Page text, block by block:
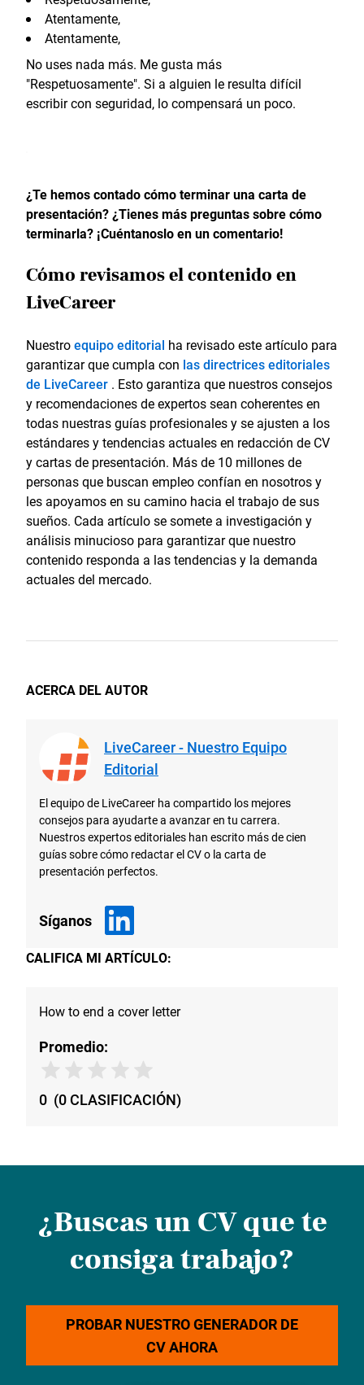
Atentamente,
Atentamente,
No uses nada más. Me gusta más
"Respetuosamente". Si a alguien le resulta difícil
escribir con seguridad, lo compensará un poco.
¿Te hemos contado cómo terminar una carta de
presentación? ¿Tienes más preguntas sobre cómo
terminarla? ¡Cuéntanoslo en un comentario!
Cómo revisamos el contenido en
LiveCareer
Nuestroequipo editorial ha revisado este artículo para
garantizar que cumpla con las directrices editoriales
de LiveCareer . Esto garantiza que nuestros consejos
y recomendaciones de expertos sean coherentes en
todas nuestras guías profesionales y se ajusten a los
estándares y tendencias actuales en redacción de CV
y cartas de presentación. Más de 10 millones de
personas que buscan empleo confían en nosotros y
les apoyamos en su camino hacia el trabajo de sus
sueños. Cada artículo se somete a investigación y
análisis minucioso para garantizar que nuestro
contenido responda a las tendencias y la demanda
actuales del mercado.
ACERCA DEL AUTOR
LiveCareer - Nuestro Equipo
Editorial
El equipo de LiveCareer ha compartido los mejores
consejos para ayudarte a avanzar en tu carrera.
Nuestros expertos editoriales han escrito más de cien
guías sobre cómo redactar el CV o la carta de
presentación perfectos.
Síganos
CALIFICA MI ARTÍCULO:
How to end a cover letter
Promedio:
0 (0CLASIFICACIÓN)
¿Buscas un CV que te
consiga trabajo?
PROBAR NUESTRO GENERADOR DE
CV AHORA